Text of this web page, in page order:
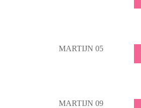
MARTIJN 05
MARTIJN 09